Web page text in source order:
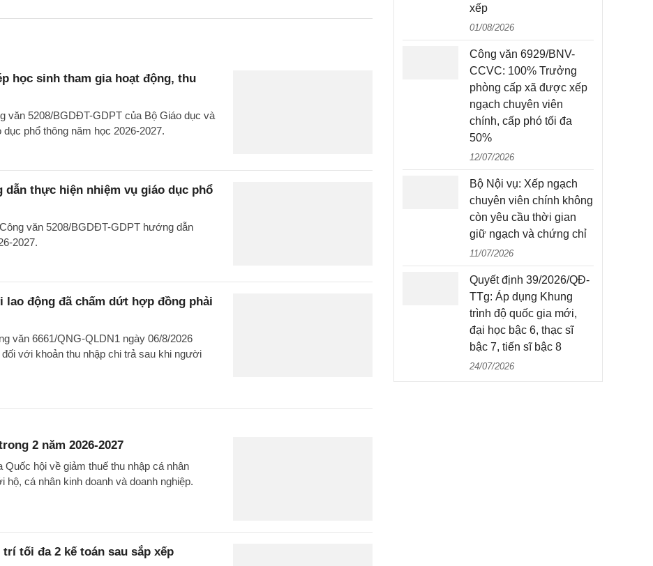
học sinh tham gia hoạt động, thu
văn 5208/BGDĐT-GDPT của Bộ Giáo dục và
phổ thông năm học 2026-2027.
dẫn thực hiện nhiệm vụ giáo dục phổ
văn 5208/BGDĐT-GDPT hướng dẫn
2027.
động đã chấm dứt hợp đồng phải
văn 6661/QNG-QLDN1 ngày 06/8/2026
với khoản thu nhập chi trả sau khi người
2 năm 2026-2027
hội về giảm thuế thu nhập cá nhân
cá nhân kinh doanh và doanh nghiệp.
tối đa 2 kế toán sau sắp xếp
xếp
01/08/2026
Công văn 6929/BNV-
CCVC: 100% Trưởng
phòng cấp xã được xếp
ngạch chuyên viên
chính, cấp phó tối đa
50%
12/07/2026
Bộ Nội vụ: Xếp ngạch
chuyên viên chính không
còn yêu cầu thời gian
giữ ngạch và chứng chỉ
11/07/2026
Quyết định 39/2026/QĐ-
TTg: Áp dụng Khung
trình độ quốc gia mới,
đại học bậc 6, thạc sĩ
bậc 7, tiến sĩ bậc 8
24/07/2026